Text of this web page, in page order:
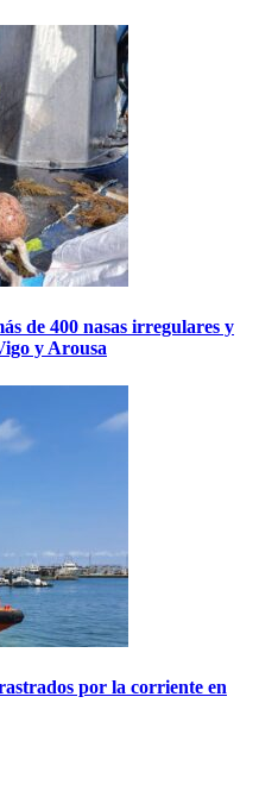
de 400 nasas irregulares y
y Arousa
por la corriente en